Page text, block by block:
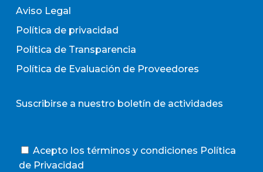
Aviso Legal
Política de privacidad
Política de Transparencia
Política de Evaluación de Proveedores
Suscribirse a nuestro boletín de actividades
Acepto los términos y condiciones Política
de Privacidad